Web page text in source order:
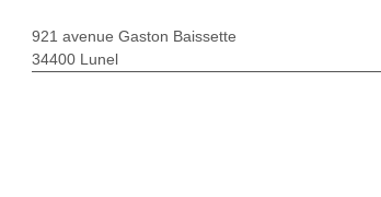
921 avenue Gaston Baissette
34400 Lunel